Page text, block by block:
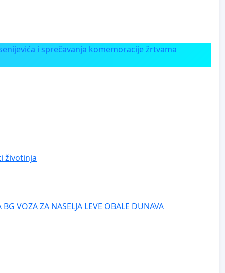
i sprečavanja komemoracije žrtvama
životinja
VOZA ZA NASELJA LEVE OBALE DUNAVA